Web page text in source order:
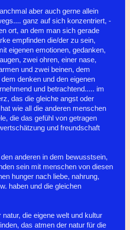
aber auch gerne allein
ganz auf sich konzentriert, -
ort, an dem man sich gerade
empfinden die/der zu sein,
eigenen emotionen, gedanken,
zwei ohren, einer nase,
und zwei beinen, dem
denken und den eigenen
und betrachtend..... im
das die gleiche angst oder
wie all die anderen menschen
die das gefühl von getragen
und freundschaft
anderen in dem bewusstsein,
sein mit menschen von diesen
hunger nach liebe, nahrung,
haben und die gleichen
die eigene welt und kultur
das atmen der natur für die